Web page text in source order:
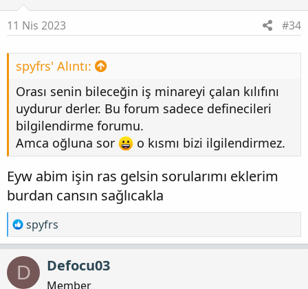
11 Nis 2023 #34
spyfrs' Alıntı:
Orası senin bileceğin iş minareyi çalan kılıfını
uydurur derler. Bu forum sadece definecileri
bilgilendirme forumu.
Amca oğluna sor
o kısmı bizi ilgilendirmez.
Eyw abim işin ras gelsin sorularımı eklerim
burdan cansın sağlıcakla
T
e
p
k
i
spyfrs
D Defocu03
Member